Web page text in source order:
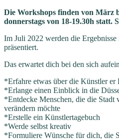
Die Workshops finden von März
donnerstags von 18-19.30h statt.
Im Juli 2022 werden die
präsentiert.
Das erwartet dich bei den sich
*Erfahre etwas über die Künstler er
*Erlange einen Einblick in die
*Entdecke Menschen, die die Stadt
verändern möchte
*Erstelle ein Künstlertagebuch
*Werde selbst kreativ
*Formuliere Wünsche für dich, die